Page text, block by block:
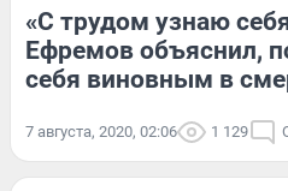
«С трудом узнаю
Ефремов объяснил,
себя виновным в
7 августа, 2020, 02:06 1 129